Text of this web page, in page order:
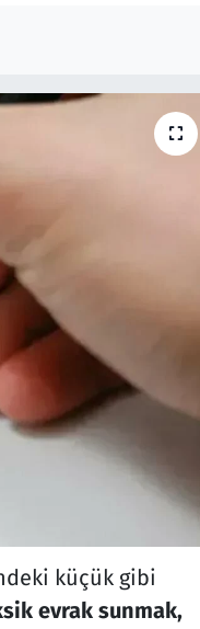
küçük gibi
evrak sunmak,